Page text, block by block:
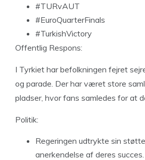
#TURvAUT
#EuroQuarterFinals
#TurkishVictory
Offentlig Respons:
I Tyrkiet har befolkningen fejret
og parade. Der har været store
pladser, hvor fans samledes for at
Politik:
Regeringen udtrykte sin
anerkendelse af deres succes.